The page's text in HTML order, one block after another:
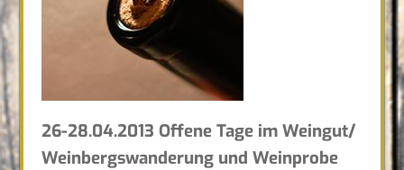
26-28.04.2013 Offene Tage im Weingut/
Weinbergswanderung und Weinprobe